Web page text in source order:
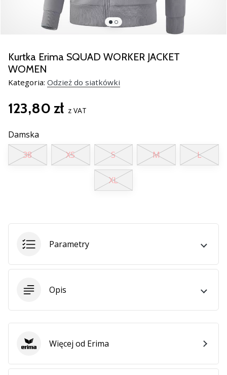
Świąteczne
prezenty
–
Nasze
porady
prezentowe
Ci
wybrać
idealny
prezent!
Znajdź
buty,
2 min. czytanie
Ambasadorem
Weplayvolleyball
Czy
jesteś
siatkówki,
jak
Kurtka Erima SQUAD WORKER JACKET
WOMEN
Kategoria: Odzież do siatkówki
123,80 zł z VAT
Damska
38
XS S M L
XL
Parametry
Opis
Erima Więcej od Erima